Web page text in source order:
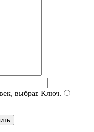
выбрав Ключ.